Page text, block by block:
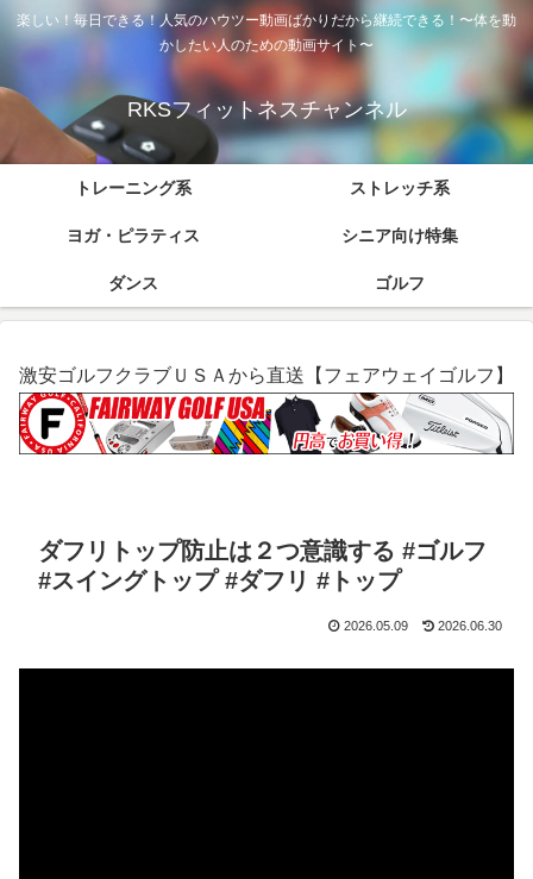
楽しい！毎日できる！人気のハウツー動画ばかりだから継続できる！〜体を動
かしたい人のための動画サイト〜
RKSフィットネスチャンネル
トレーニング系 ストレッチ系
ヨガ・ピラティス シニア向け特集
ダンス ゴルフ
激安ゴルフクラブＵＳＡから直送【フェアウェイゴルフ】
ダフリトップ防止は２つ意識する #ゴルフ
#スイングトップ #ダフリ #トップ
2026.05.09 2026.06.30